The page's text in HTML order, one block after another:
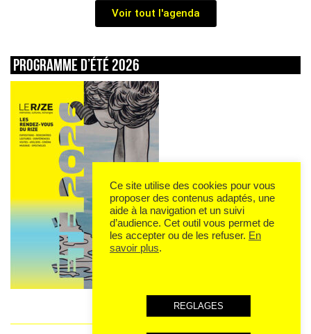
Voir tout l'agenda
Programme d’été 2026
Ce site utilise des cookies pour vous
proposer des contenus adaptés, une
aide à la navigation et un suivi
d’audience. Cet outil vous permet de
les accepter ou de les refuser. En
savoir plus.
REGLAGES